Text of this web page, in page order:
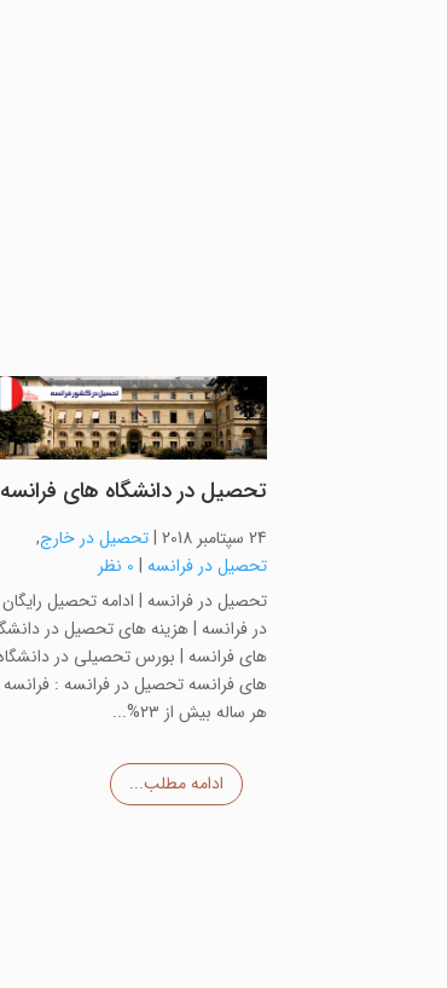
تحصیل در دانشگاه های فرانسه
24 سپتامبر 2018 |تحصیل در خارج,
تحصیل در فرانسه | 0 نظر
تحصیل در فرانسه | ادامه تحصیل رایگان
در فرانسه | هزینه های تحصیل در
های فرانسه | بورس تحصیلی در
های فرانسه تحصیل در فرانسه : فرانسه
هر ساله بیش از ۲۳%...
ادامه مطلب...